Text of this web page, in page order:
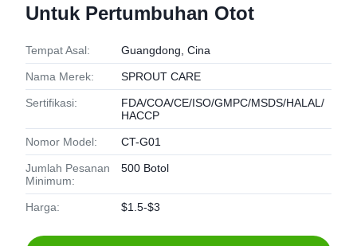
Untuk Pertumbuhan Otot
Tempat Asal: Guangdong, Cina
Nama Merek: SPROUT CARE
Sertifikasi:
FDA/COA/CE/ISO/GMPC/MSDS/HALAL/
HACCP
Nomor Model: CT-G01
Jumlah Pesanan
Minimum:
500 Botol
Harga: $1.5-$3